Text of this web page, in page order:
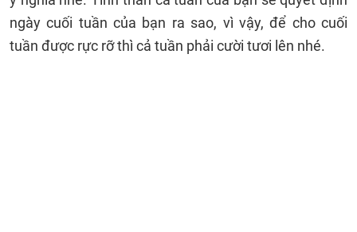
ngày cuối tuần của bạn ra sao, vì vậy, để cho cuối
tuần được rực rỡ thì cả tuần phải cười tươi lên nhé.